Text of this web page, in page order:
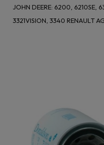
JOHN DEERE: 6200, 6210SE,
3321VISION, 3340 RENAULT